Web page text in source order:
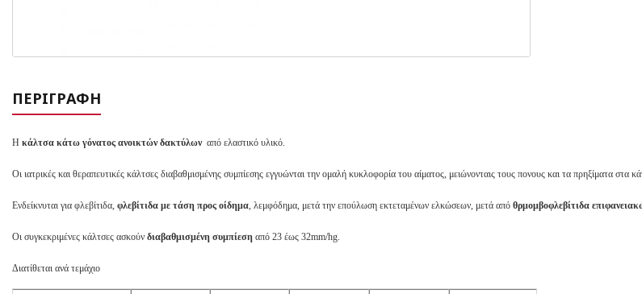
ΠΕΡΙΓΡΑΦΉ
Η κάλτσα κάτω γόνατος ανοικτών δακτύλων από ελαστικό υλικό.
Οι ιατρικές και θεραπευτικές κάλτσες διαβαθμισμένης συμπίεσης εγγυώνται την ομαλή κυκλοφορία του αίματος, μειώνονταις τους πονους και τα πρηξίματα στα
Ενδείκνυται για φλεβίτιδα, φλεβίτιδα με τάση προς οίδημα , λεμφόδημα, μετά την επούλωση εκτεταμένων ελκώσεων, μετά από θρμομβοφλεβίτιδα
Οι συγκεκριμένες κάλτσες ασκούν διαβαθμισμένη συμπίεση από 23 έως 32mm/hg.
Διατίθεται ανά τεμάχιο